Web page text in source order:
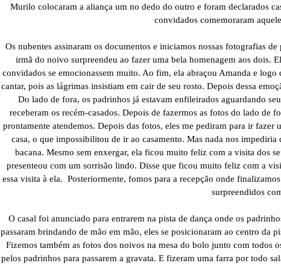
Murilo colocaram a aliança um no dedo do outro e foram declarados
convidados comemoraram
Os nubentes assinaram os documentos e iniciamos nossas fotografias
irmã do noivo surpreendeu ao fazer uma bela homenagem aos dois.
convidados se emocionassem muito. Ao fim, ela abraçou Amanda e
cantar, pois as lágrimas insistiam em cair de seu rosto. Depois dessa
Do lado de fora, os padrinhos já estavam enfileirados aguardando
receberam os recém-casados. Depois de fazermos as fotos do lado de
prontamente atendemos. Depois das fotos, eles me pediram para ir
casa, o que impossibilitou de ir ao casamento. Mas nada nos
bacana. Mesmo sem enxergar, ela ficou muito feliz com a visita dos
presenteou com um sorrisão lindo. Disse que ficou muito feliz com a
essa visita à ela. Posteriormente, fomos para a recepção onde
surpreendidos
O casal foi anunciado para entrarem na pista de dança onde os
passaram brindando de mão em mão, eles se posicionaram ao centro da
Fizemos também as fotos dos noivos na mesa do bolo junto com
pelos padrinhos para passarem a gravata. E fizeram uma farra por todo